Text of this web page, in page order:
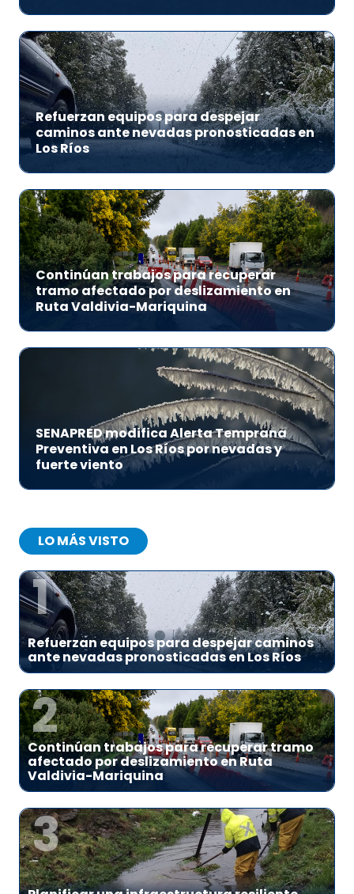
Refuerzan equipos para despejar
caminos ante nevadas pronosticadas en
Los Ríos
Continúan trabajos para recuperar
tramo afectado por deslizamiento en
Ruta Valdivia-Mariquina
SENAPRED modifica Alerta Temprana
Preventiva en Los Ríos por nevadas y
fuerte viento
LO MÁS VISTO
1
Refuerzan equipos para despejar caminos
ante nevadas pronosticadas en Los Ríos
2
Continúan trabajos para recuperar tramo
afectado por deslizamiento en Ruta
Valdivia-Mariquina
3